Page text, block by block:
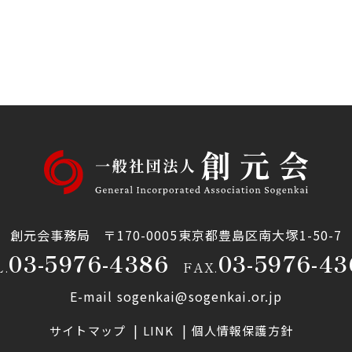
創元会事務局
〒170-0005東京都豊島区南大塚1-50-7
03-5976-4386 FAX.03-5976-
E-mail sogenkai@sogenkai.or.jp
サイトマップ LINK 個人情報保護方針